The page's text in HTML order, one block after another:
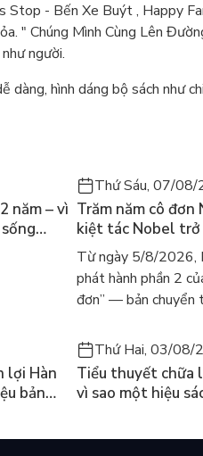
Stop - Bến Xe Buýt , Happy
" Chúng Mình Cùng Lên
người.
dàng, hình dáng bộ sách như
năm – vì
Thứ Sáu, 07/08/
Trăm năm cô
kiệt tác Nobel trở
dòng người tìm
Márquez
Từ ngày 5/8/2026,
phát hành phần 2
đơn” — bản chuyển
lợi Hàn
bản
Thứ Hai, 03/08/
Tiểu thuyết chữa
vì sao một hiệu